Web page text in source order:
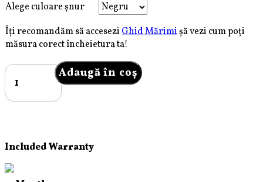
Alege culoare șnur
Îți recomandăm să acceseziGhid Mărimișă vezi cum poți
măsura corect încheietura ta!
Cantitate
Brățară
Pardo
împletit
și
bile
Adaugă în coș
Included Warranty